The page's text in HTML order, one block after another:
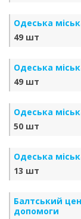
Одеська
49 шт
Одеська
49 шт
Одеська
50 шт
Одеська
13 шт
Балтський
допомоги